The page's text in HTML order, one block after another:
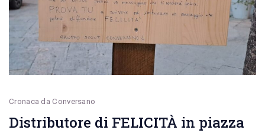
Cronaca da Conversano
Distributore di FELICITÀ in piazza